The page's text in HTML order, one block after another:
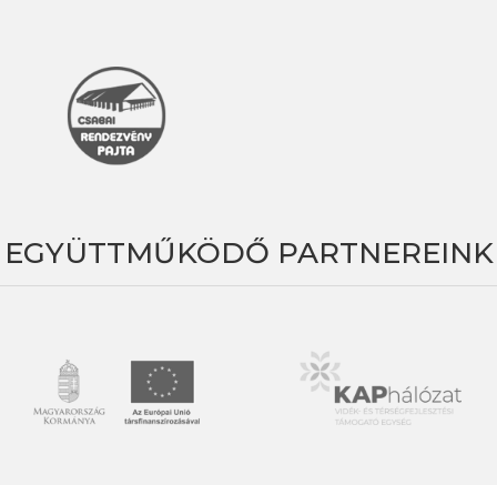
EGYÜTTMŰKÖDŐ PARTNEREINK